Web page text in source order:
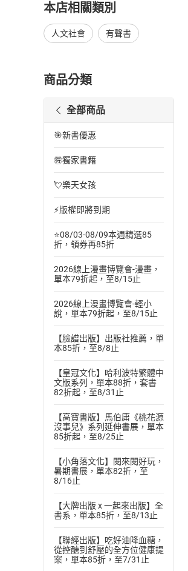
本店相關類別
人文社會 有聲書
商品分類
全部商品
🎯新書優惠
🉐獨家書籍
💘樂天女孩
⚡版權即將到期
⭐08/03-08/09本週精選85
折，領券再85折
2026線上漫畫博覽會-漫畫，
單本79折起，至8/15止
2026線上漫畫博覽會-輕小
說，單本79折起，至8/15止
【臉譜出版】出版社推薦，單
本85折，至8/8止
【皇冠文化】哈利波特繁體中
文版系列，單本88折，套書
82折起，至8/31止
【高寶書版】馬伯庸《桃花源
沒事兒》系列延伸書展，單本
85折起，至8/25止
【小角落文化】閱來閱好玩，
暑期書展，單本82折，至
8/16止
【大牌出版 x 一起來出版】全
書系，單本85折，至8/13止
【聯經出版】吃好油降血糖，
從控醣到舒壓的全方位健康提
案，單本85折，至7/31止